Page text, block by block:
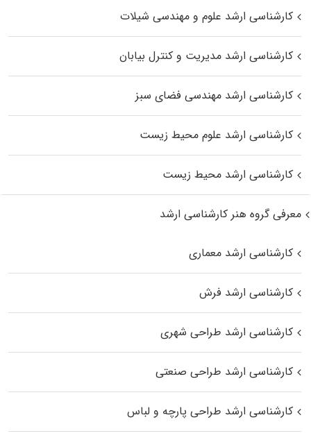
کارشناسی ارشد علوم و مهندسی شیلات
کارشناسی ارشد مدیریت و کنترل بیابان
کارشناسی ارشد مهندسی فضای سبز
کارشناسی ارشد علوم محیط‌ زیست
کارشناسی ارشد محیط زیست
معرفی گروه هنر کارشناسی ارشد
کارشناسی ارشد معماری
کارشناسی ارشد فرش
کارشناسی ارشد طراحی شهری
کارشناسی ارشد طراحی صنعتی
کارشناسی ارشد طراحی پارچه و لباس